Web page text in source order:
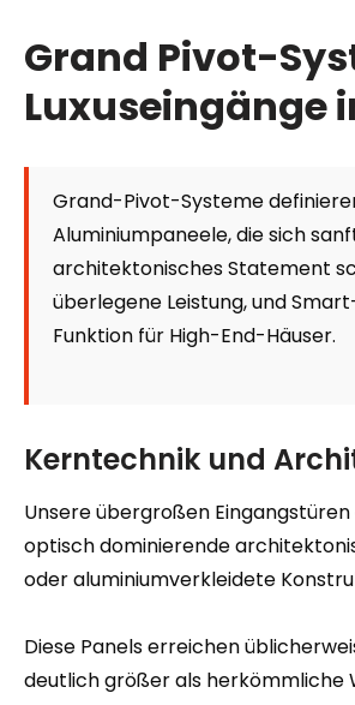
Grand Pivot-
Luxuseingänge
Grand-Pivot-Systeme
Aluminiumpaneele, die sich
architektonisches Statement
überlegene Leistung, und
Funktion für High-End-Häuser.
Kerntechnik und
Unsere übergroßen
optisch dominierende
oder aluminiumverkleidete
Diese Panels erreichen
deutlich größer als herkömmliche